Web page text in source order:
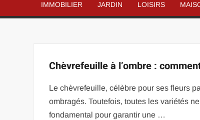
IMMOBILIER JARDIN LOISIRS
Chèvrefeuille à l’ombre :
Le chèvrefeuille, célèbre pour ses fleurs
ombragés. Toutefois, toutes les variétés
fondamental pour garantir une …